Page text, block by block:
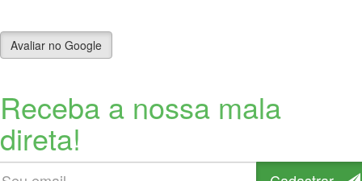
Avaliar no Google
Receba a nossa mala
direta!